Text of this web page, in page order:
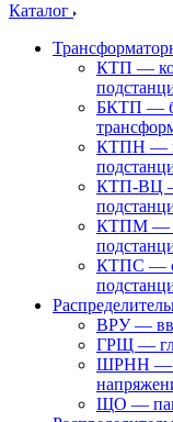
Каталог
КТП —
БКТП —
КТПН —
КТП-ВЦ —
КТПМ —
КТПС —
ВРУ —
ГРЩ —
ШРНН —
ЩО —